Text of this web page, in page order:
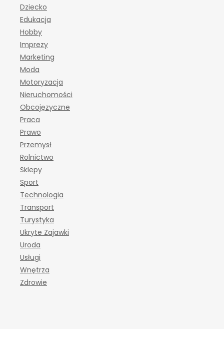
Dziecko
Edukacja
Hobby
Imprezy
Marketing
Moda
Motoryzacja
Nieruchomości
Obcojęzyczne
Praca
Prawo
Przemysł
Rolnictwo
Sklepy
Sport
Technologia
Transport
Turystyka
Ukryte Zajawki
Uroda
Usługi
Wnętrza
Zdrowie